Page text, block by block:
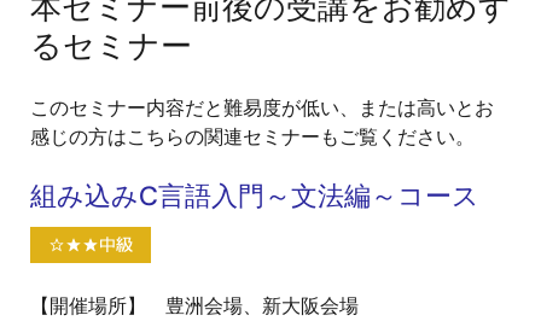
るセミナー
このセミナー内容だと難易度が低い、または高いとお
感じの方はこちらの関連セミナーもご覧ください。
組み込みC言語入門～文法編～コース
【開催場所】 豊洲会場、新大阪会場